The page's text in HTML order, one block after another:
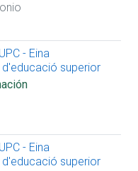
- Eina
superior
- Eina
superior